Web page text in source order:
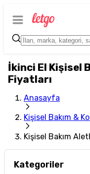
İkinci El Kişisel
Fiyatları
Anasayfa
Kişisel Bakım &
Kişisel Bakım
Kategoriler